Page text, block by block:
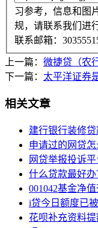
习参考，信息和图
规，请联系我们进
联系邮箱：
上一篇： 微捷贷（农
下一篇： 太平洋证券
相关文章
建行银行装修贷
申请过的网贷怎
网贷举报投诉平
什么贷款最好办
001042基金净值
i贷今日额度已
花呗补充资料